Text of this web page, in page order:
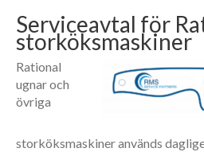
ORGANISATION
POLICY
KONTAKT
Serviceavtal för
storköksmaskiner
Rational
ugnar och
övriga
storköksmaskiner används